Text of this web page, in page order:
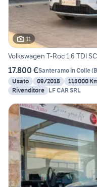
11
Volkswagen T-Roc 1.6 TDI
17.800 €Santeramo in Colle(
Usato
09/2018 115000
Rivenditore LF CAR SRL